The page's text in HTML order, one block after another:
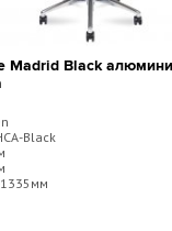
Madrid Black
Black